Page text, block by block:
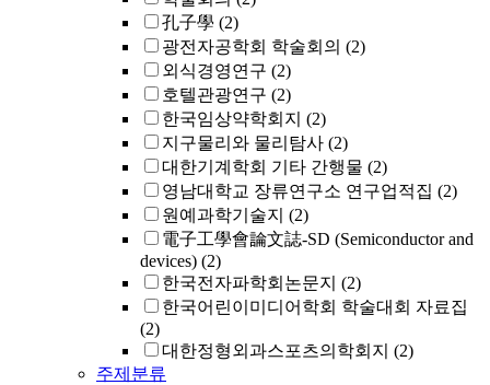
孔子學 (2)
광전자공학회 학술회의 (2)
외식경영연구 (2)
호텔관광연구 (2)
한국임상약학회지 (2)
지구물리와 물리탐사 (2)
대한기계학회 기타 간행물 (2)
영남대학교 장류연구소 연구업적집 (2)
원예과학기술지 (2)
電子工學會論文誌-SD (Semiconductor and
devices) (2)
한국전자파학회논문지 (2)
한국어린이미디어학회 학술대회 자료집
(2)
대한정형외과스포츠의학회지 (2)
주제분류